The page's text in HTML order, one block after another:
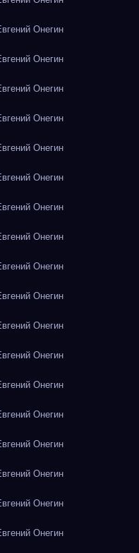
Онегин
Онегин
Онегин
Онегин
Онегин
Онегин
Онегин
Онегин
Онегин
Онегин
Онегин
Онегин
Онегин
Онегин
Онегин
Онегин
Онегин
Онегин